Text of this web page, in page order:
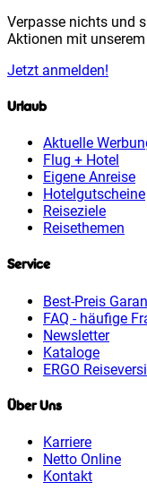
Verpasse nichts und
Aktionen mit
Jetzt anmelden!
Urlaub
Aktuelle
Flug + Hotel
Eigene Anreise
Hotelgutscheine
Reiseziele
Reisethemen
Service
Best-Preis
FAQ - häufige
Newsletter
Kataloge
ERGO
Über Uns
Karriere
Netto Online
Kontakt